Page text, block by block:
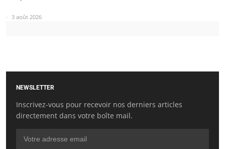
3 août 2026
NEWSLETTER
Inscrivez-vous pour recevoir nos derniers articles
directement dans votre boîte mail.